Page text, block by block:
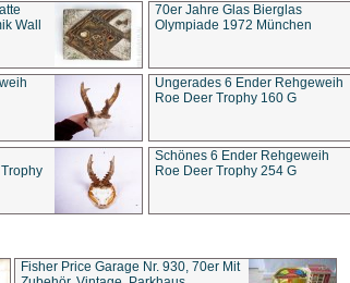
Wall
70er Jahre Glas Bierglas
Olympiade 1972 München
Ungerades 6 Ender Rehgeweih
Roe Deer Trophy 160 G
Schönes 6 Ender Rehgeweih
Roe Deer Trophy 254 G
Fisher Price Garage Nr. 930, 70er Mit